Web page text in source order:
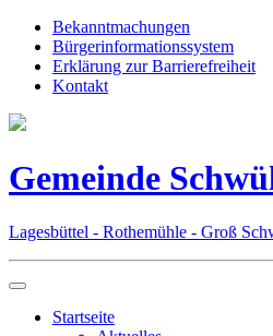
Bekanntmachungen
Bürgerinformationssystem
Erklärung zur Barrierefreiheit
Kontakt
Gemeinde
Lagesbüttel - Rothemühle - Groß
Startseite